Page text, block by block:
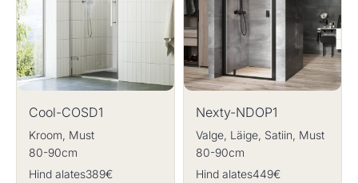
Cool-COSD1
Kroom, Must
80-90cm
Hind alates389€
Nexty-NDOP1
Valge, Läige, Satiin, Must
80-90cm
Hind alates449€